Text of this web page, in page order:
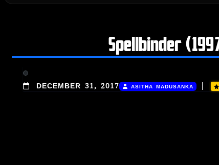
Spellbinder
DECEMBER 31, 2017 ASITHA MADUSANKA